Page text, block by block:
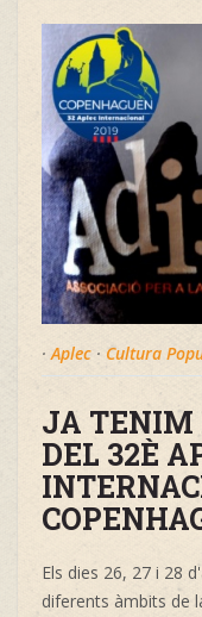
·Aplec · Cultura
JA TENIM
DEL 32È
Els dies 26, 27 i 28
diferents àmbits de